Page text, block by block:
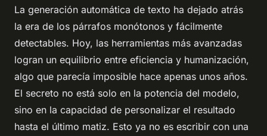
La generación automática de texto ha dejado atrás
la era de los párrafos monótonos y fácilmente
detectables. Hoy, las herramientas más avanzadas
logran un equilibrio entre eficiencia y humanización,
algo que parecía imposible hace apenas unos años.
El secreto no está solo en la potencia del modelo,
sino en la capacidad de personalizar el resultado
hasta el último matiz. Esto ya no es escribir con una